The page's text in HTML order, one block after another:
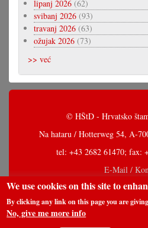
lipanj 2026 (62)
svibanj 2026 (93)
travanj 2026 (63)
ožujak 2026 (73)
>> već
© HŠtD - Hrvatsko
Na hataru / Hotterweg 54, A-
tel: +43 2682 61470; fax:
E-Mail /
We use cookies on this site to
By clicking any link on this page you are
No, give me more info